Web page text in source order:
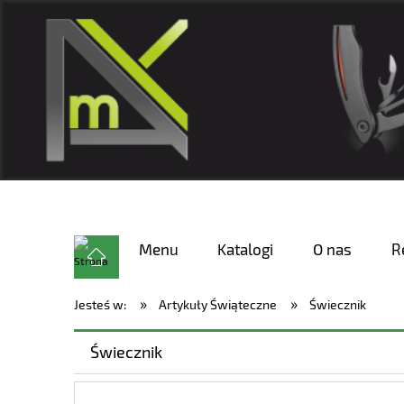
Menu Katalogi O nas
Jesteś w: » Artykuły Świąteczne » Świecznik
Świecznik